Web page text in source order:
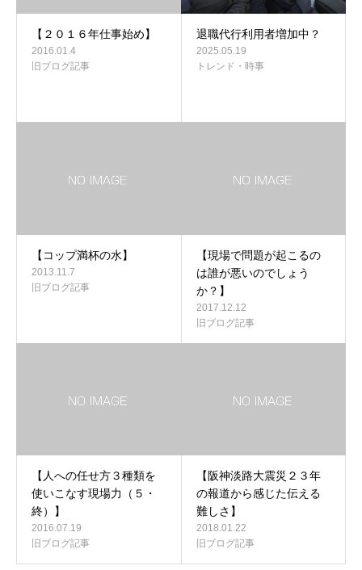
【２０１６年仕事始め】
2016.01.4
旧ブログ記事
退職代行利用者増加中？
2025.05.19
トレンド・時事
【コップ満杯の水】
2013.11.7
旧ブログ記事
【現場で問題が起こるの
は誰が悪いのでしょう
か？】
2017.12.12
旧ブログ記事
【人への任せ方３種類を
使いこなす現場力（５・
終）】
2016.07.19
旧ブログ記事
【阪神淡路大震災２３年
の報道から感じた伝える
難しさ】
2018.01.22
旧ブログ記事